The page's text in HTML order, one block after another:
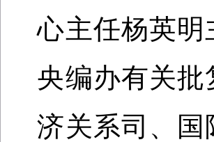
心主任杨英
央编办有关
济关系司、